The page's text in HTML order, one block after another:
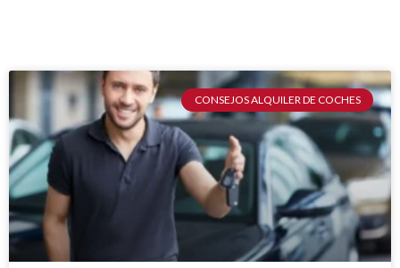
CONSEJOS ALQUILER DE COCHES